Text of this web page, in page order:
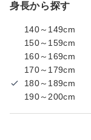
身長から探す
140～149cm
150～159cm
160～169cm
170～179cm
180～189cm
190～200cm